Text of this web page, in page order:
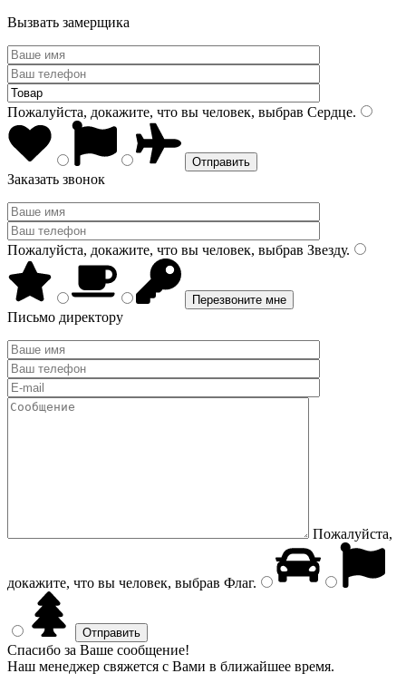
Вызвать замерщика
Пожалуйста, докажите, что вы человек, выбрав Сердце.
Заказать звонок
Пожалуйста, докажите, что вы человек, выбрав Звезду.
Письмо директору
Пожалуйста,
докажите, что вы человек, выбрав Флаг.
Спасибо за Ваше сообщение!
Наш менеджер свяжется с Вами в ближайшее время.